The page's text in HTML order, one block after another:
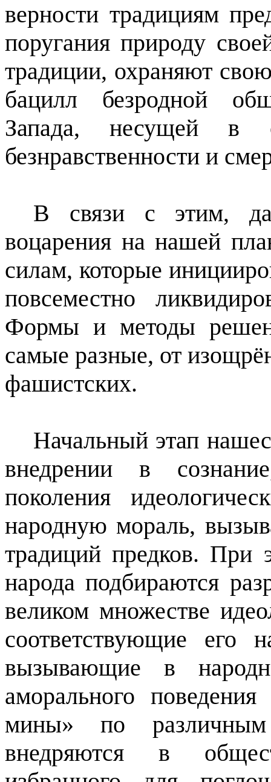
верности традициям
поругания природу
традиции, охраняют
бацилл безродной
Запада, несущей в
безнравственности и
В связи с этим,
воцарения на нашей
силам, которые
повсеместно
Формы и методы
самые разные, от
фашистских.
Начальный этап
внедрении в
поколения
народную мораль,
традиций предков. При
народа подбираются
великом множестве
соответствующие его
вызывающие в
аморального
мины» по различным
внедряются в